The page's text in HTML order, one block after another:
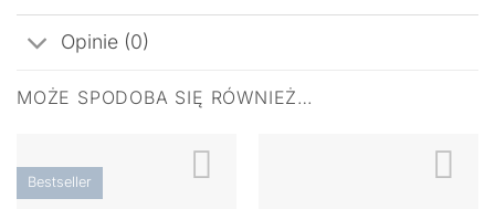
Opinie (0)
MOŻE SPODOBA SIĘ RÓWNIEŻ…
Bestseller